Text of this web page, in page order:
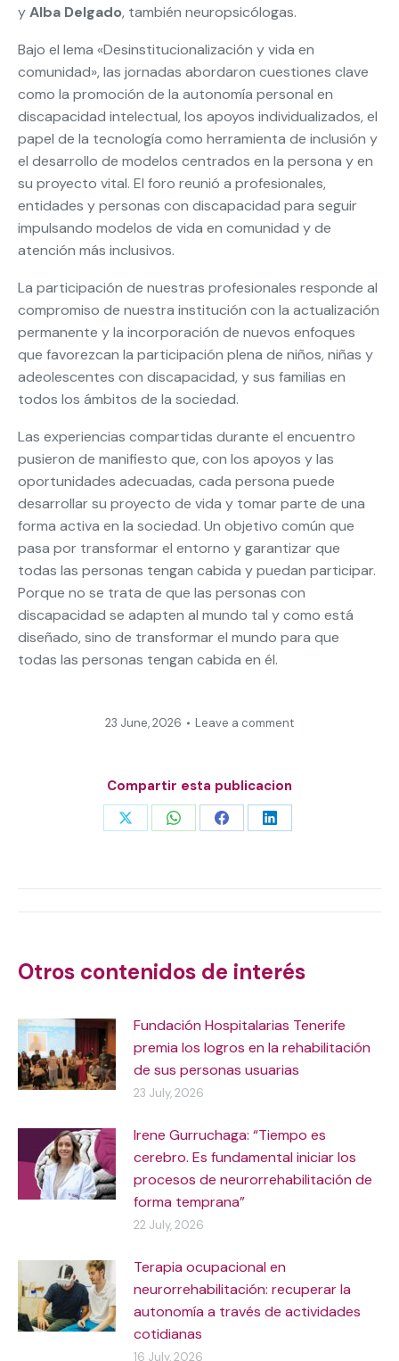
yAlba Delgado, también neuropsicólogas.
Bajo el lema «Desinstitucionalización y vida en
comunidad», las jornadas abordaron cuestiones clave
como la promoción de la autonomía personal en
discapacidad intelectual, los apoyos individualizados, el
papel de la tecnología como herramienta de inclusión y
el desarrollo de modelos centrados en la persona y en
su proyecto vital. El foro reunió a profesionales,
entidades y personas con discapacidad para seguir
impulsando modelos de vida en comunidad y de
atención más inclusivos.
La participación de nuestras profesionales responde al
compromiso de nuestra institución con la actualización
permanente y la incorporación de nuevos enfoques
que favorezcan la participación plena de niños, niñas y
adeolescentes con discapacidad, y sus familias en
todos los ámbitos de la sociedad.
Las experiencias compartidas durante el encuentro
pusieron de manifiesto que, con los apoyos y las
oportunidades adecuadas, cada persona puede
desarrollar su proyecto de vida y tomar parte de una
forma activa en la sociedad. Un objetivo común que
pasa por transformar el entorno y garantizar que
todas las personas tengan cabida y puedan participar.
Porque no se trata de que las personas con
discapacidad se adapten al mundo tal y como está
diseñado, sino de transformar el mundo para que
todas las personas tengan cabida en él.
23 June, 2026 Leave a comment
Compartir esta publicacion
Share Share Share Share
Otros contenidos de interés
Fundación Hospitalarias Tenerife
premia los logros en la rehabilitación
de sus personas usuarias
23 July, 2026
Irene Gurruchaga: “Tiempo es
cerebro. Es fundamental iniciar los
procesos de neurorrehabilitación de
forma temprana”
22 July, 2026
Terapia ocupacional en
neurorrehabilitación: recuperar la
autonomía a través de actividades
cotidianas
16 July, 2026